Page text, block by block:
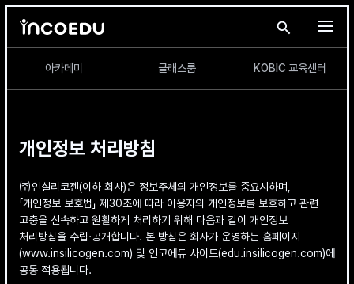
본문 바로가기 search
아카데미 클래스룸 KOBIC 교육센터
개인정보 처리방침
㈜인실리코젠(이하 회사)은 정보주체의 개인정보를 중요시하며,
「개인정보 보호법」 제30조에 따라 이용자의 개인정보를 보호하고 관련
고충을 신속하고 원활하게 처리하기 위해 다음과 같이 개인정보
처리방침을 수립·공개합니다. 본 방침은 회사가 운영하는 홈페이지
(www.insilicogen.com) 및 인코에듀 사이트(edu.insilicogen.com)에
공통 적용됩니다.